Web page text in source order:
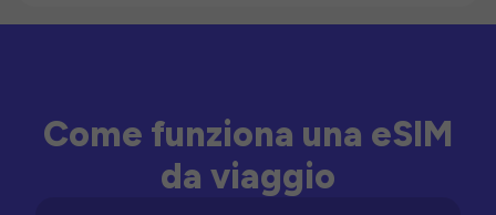
Come funziona una eSIM
da viaggio